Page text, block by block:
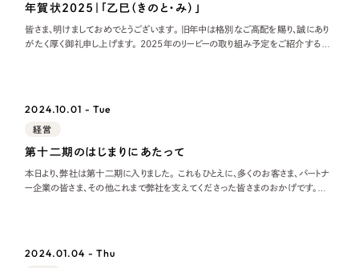
年賀状2025｜「乙巳（きのと・み）」
皆さま、明けましておめでとうございます。 旧年中は格別なご高配を賜り、誠にあり
がたく厚く御礼申し上げます。 2025年のリーピーの取り組み予定をご紹介すると
2024.10.01 - Tue
経営
第十二期のはじまりにあたって
本日より、弊社は第十二期に入りました。 これもひとえに、多くのお客さま、パートナ
ー企業の皆さま、その他これまで弊社を支えてくださった皆さまのおかげです。い
2024.01.04 - Thu